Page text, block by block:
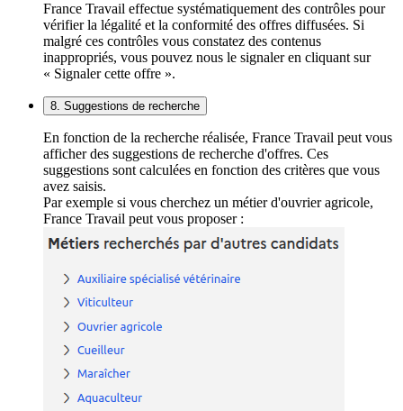
France Travail effectue systématiquement des contrôles pour
vérifier la légalité et la conformité des offres diffusées. Si
malgré ces contrôles vous constatez des contenus
inappropriés, vous pouvez nous le signaler en cliquant sur
« Signaler cette offre ».
8. Suggestions de recherche
En fonction de la recherche réalisée, France Travail peut vous
afficher des suggestions de recherche d'offres. Ces
suggestions sont calculées en fonction des critères que vous
avez saisis.
Par exemple si vous cherchez un métier d'ouvrier agricole,
France Travail peut vous proposer :